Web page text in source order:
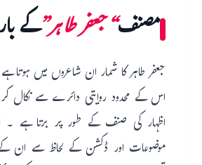
مصنف“جعفر طاہر”کے
جعفر طاہر کا شمار ان شاعروں میں
اس کے محدود روایتی دائرے سے نکال کر
اظہار کی صنف کے طور پر برتا ہے ۔
موضوعات اور ڈکشن کے لحاظ سے ان